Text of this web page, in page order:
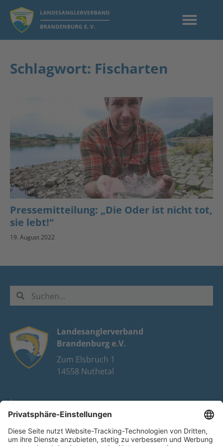
Schlagwort: Fischarten
Pressemitteilung: „Die Oder ist nicht tot,
sie lebt!“
19. August 2022
Landesanglerverband
Brandenburg e.V.
Zum Elsbruch 1
14558 Nuthetal
Impressum
Datenschutz
FAQ